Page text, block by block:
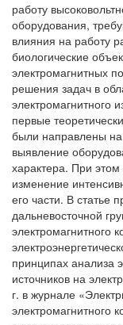
работу
оборудования,
влияния на работу
биологические
электромагнитных
решения задач в
электромагнитного
первые
были направлены на
выявление
характера. При
изменение
его части. В статье
дальневосточной
электромагнитного
принципах анализа
источников на
г. в журнале
электромагнитного